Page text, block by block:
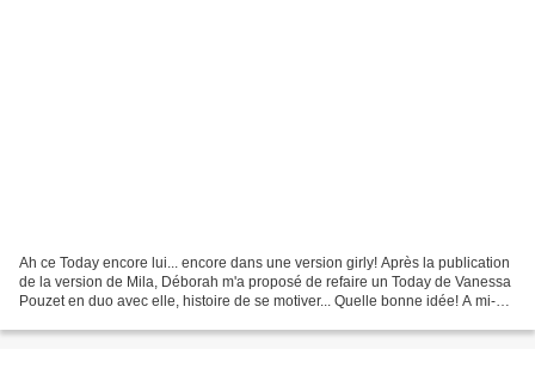
Ah ce Today encore lui... encore dans une version girly! Après la publication
de la version de Mila, Déborah m'a proposé de refaire un Today de Vanessa
Pouzet en duo avec elle, histoire de se motiver... Quelle bonne idée! A mi-